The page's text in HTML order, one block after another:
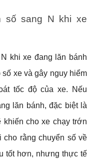
số sang N khi xe
khi xe đang lăn bánh
xe và gây nguy hiểm
tốc độ của xe. Nếu
lăn bánh, đặc biệt là
khiến cho xe chạy trớn
rằng chuyển số về
tốt hơn, nhưng thực tế